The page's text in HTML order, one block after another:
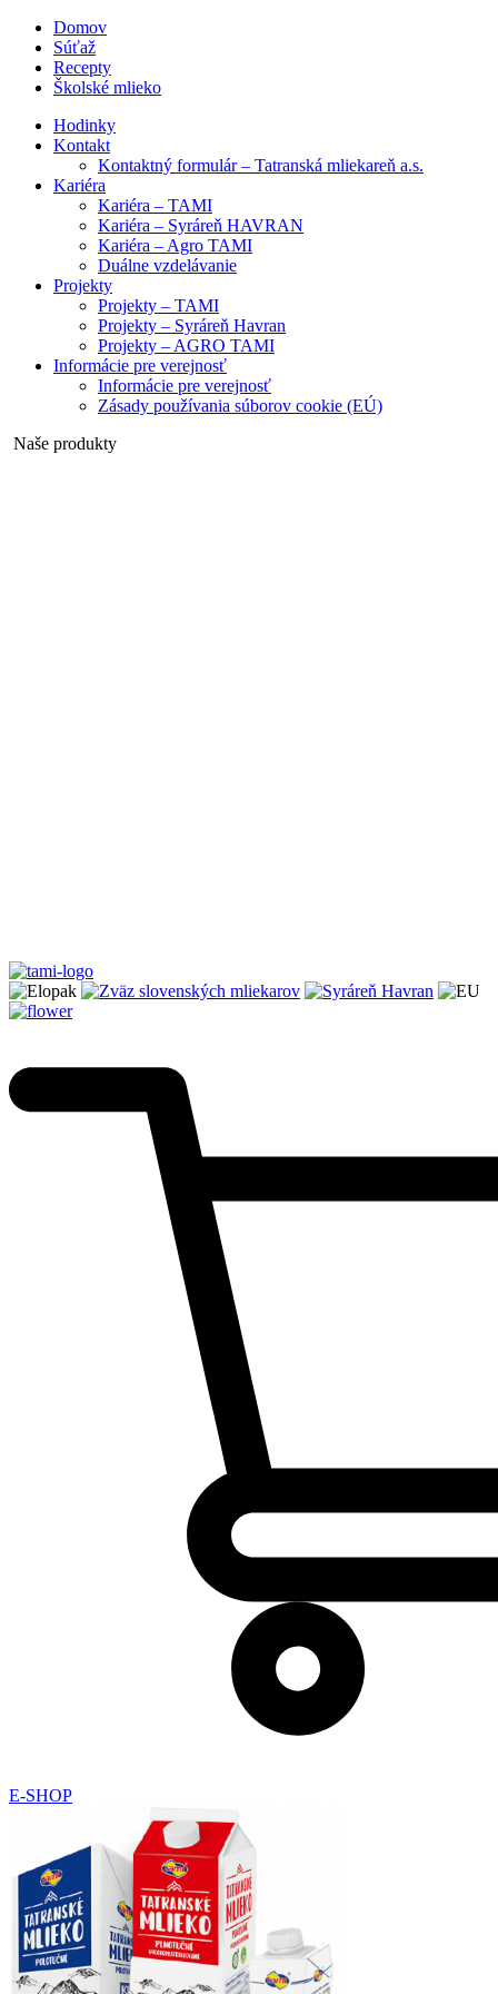
Domov
Súťaž
Recepty
Školské mlieko
Hodinky
Kontakt
Kontaktný formulár – Tatranská mliekareň a.s.
Kariéra
Kariéra – TAMI
Kariéra – Syráreň HAVRAN
Kariéra – Agro TAMI
Duálne vzdelávanie
Projekty
Projekty – TAMI
Projekty – Syráreň Havran
Projekty – AGRO TAMI
Informácie pre verejnosť
Informácie pre verejnosť
Zásady používania súborov cookie (EÚ)
Naše produkty
E-SHOP